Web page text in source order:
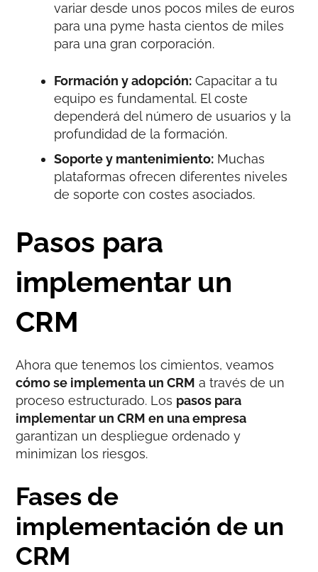
variar desde unos pocos miles de euros
para una pyme hasta cientos de miles
para una gran corporación.
Formación y adopción: Capacitar a tu
equipo es fundamental. El coste
dependerá del número de usuarios y la
profundidad de la formación.
Soporte y mantenimiento: Muchas
plataformas ofrecen diferentes niveles
de soporte con costes asociados.
Pasos para
implementar un
CRM
Ahora que tenemos los cimientos, veamos
cómo se implementa un CRM a través de un
proceso estructurado. Los pasos para
implementar un CRM en una empresa
garantizan un despliegue ordenado y
minimizan los riesgos.
Fases de
implementación de un
CRM